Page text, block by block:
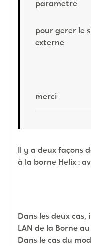
parametre
pour gerer le
externe
merci
Il y a deux façons
à la borne Helix :
Dans les deux
LAN de la Borne
Dans le cas du